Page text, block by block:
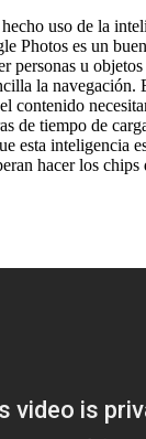
uso de la
Photos es un
personas u
la navegación.
contenido
de tiempo de
esta inteligencia
hacer los